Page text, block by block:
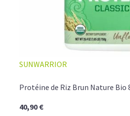
SUNWARRIOR
Protéine de Riz Brun Nature Bio
40,90 €